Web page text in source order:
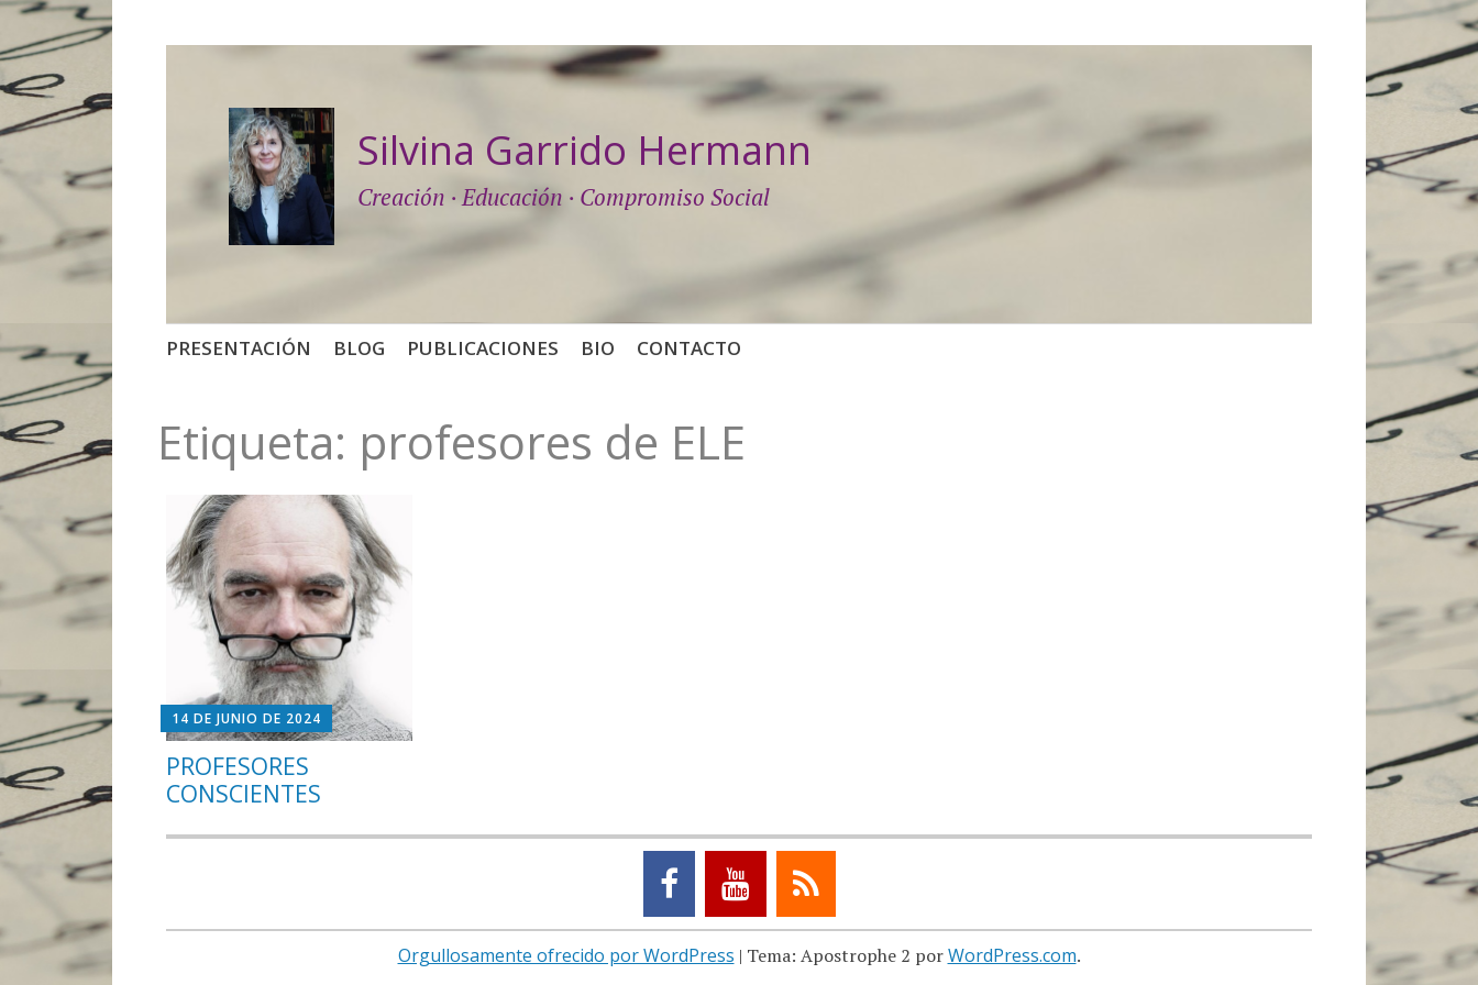
Silvina Garrido Hermann
Creación · Educación · Compromiso Social
Saltar
PRESENTACIÓN BLOG PUBLICACIONES BIO CONTACTO
Etiqueta: profesores de ELE
14 DE JUNIO DE 2024
PROFESORES
CONSCIENTES
Orgullosamente ofrecido por WordPress | Tema: Apostrophe 2 porWordPress.com.